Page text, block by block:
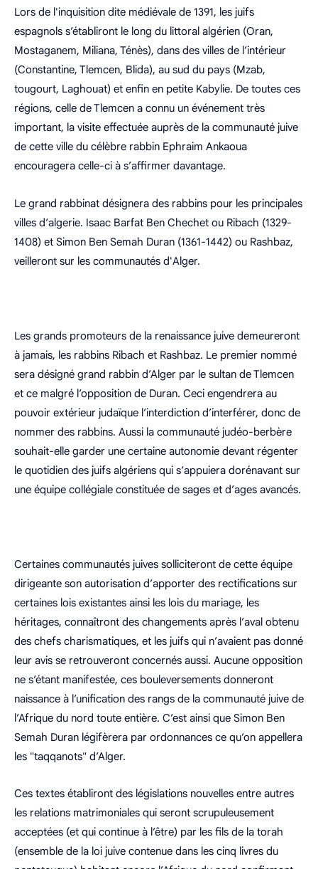
Lors de l'inquisition dite médiévale de 1391, les juifs
espagnols s’établiront le long du littoral algérien (Oran,
Mostaganem, Miliana, Ténès), dans des villes de l’intérieur
(Constantine, Tlemcen, Blida), au sud du pays (Mzab,
tougourt, Laghouat) et enfin en petite Kabylie. De toutes ces
régions, celle de Tlemcen a connu un événement très
important, la visite effectuée auprès de la communauté juive
de cette ville du célèbre rabbin Ephraim Ankaoua
encouragera celle-ci à s’affirmer davantage.
Le grand rabbinat désignera des rabbins pour les principales
villes d’algerie. Isaac Barfat Ben Chechet ou Ribach (1329-
1408) et Simon Ben Semah Duran (1361-1442) ou Rashbaz,
veilleront sur les communautés d'Alger.
Les grands promoteurs de la renaissance juive demeureront
à jamais, les rabbins Ribach et Rashbaz. Le premier nommé
sera désigné grand rabbin d’Alger par le sultan de Tlemcen
et ce malgré l’opposition de Duran. Ceci engendrera au
pouvoir extérieur judaïque l’interdiction d’interférer, donc de
nommer des rabbins. Aussi la communauté judéo-berbère
souhait-elle garder une certaine autonomie devant régenter
le quotidien des juifs algériens qui s’appuiera dorénavant sur
une équipe collégiale constituée de sages et d’ages avancés.
Certaines communautés juives solliciteront de cette équipe
dirigeante son autorisation d’apporter des rectifications sur
certaines lois existantes ainsi les lois du mariage, les
héritages, connaîtront des changements après l’aval obtenu
des chefs charismatiques, et les juifs qui n’avaient pas donné
leur avis se retrouveront concernés aussi. Aucune opposition
ne s’étant manifestée, ces bouleversements donneront
naissance à l’unification des rangs de la communauté juive de
l’Afrique du nord toute entière. C’est ainsi que Simon Ben
Semah Duran légifèrera par ordonnances ce qu’on appellera
les "taqqanots" d’Alger.
Ces textes établiront des législations nouvelles entre autres
les relations matrimoniales qui seront scrupuleusement
acceptées (et qui continue à l’être) par les fils de la torah
(ensemble de la loi juive contenue dans les cinq livres du